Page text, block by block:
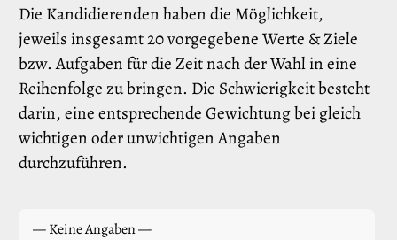
Die Kandidierenden haben die Möglichkeit,
jeweils insgesamt 20 vorgegebene Werte & Ziele
bzw. Aufgaben für die Zeit nach der Wahl in eine
Reihenfolge zu bringen. Die Schwierigkeit besteht
darin, eine entsprechende Gewichtung bei gleich
wichtigen oder unwichtigen Angaben
durchzuführen.
— Keine Angaben —